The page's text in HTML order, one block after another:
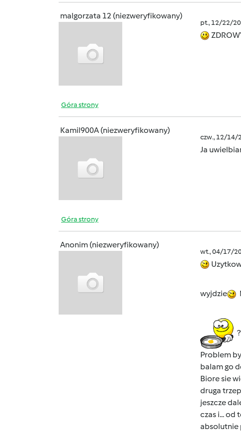
malgorzata 12 (niezweryfikowany)
pt., 12/22/
Góra strony
Kamil900A (niezweryfikowany)
czw., 12/14/
Ja
Góra strony
Anonim (niezweryfikowany)
wt., 04/17/
wyjdzie
Problem
balam go
Biore sie
druga
jeszcze
czas i... od
absolutnie